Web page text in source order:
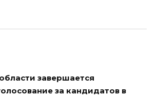
завершается
за кандидатов в